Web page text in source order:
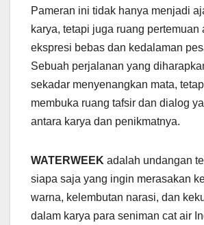
Pameran ini tidak hanya menjadi
karya, tetapi juga ruang pertemuan
ekspresi bebas dan kedalaman
Sebuah perjalanan yang
sekadar menyenangkan mata,
membuka ruang tafsir dan dialog
antara karya dan penikmatnya.
WATERWEEK adalah undangan
siapa saja yang ingin merasakan
warna, kelembutan narasi, dan
dalam karya para seniman cat air